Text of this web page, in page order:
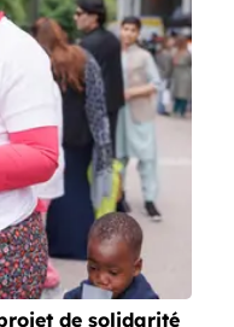
de solidarité